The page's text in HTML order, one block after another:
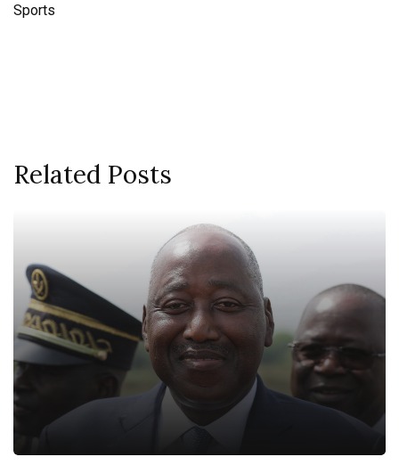
Sports
Related Posts